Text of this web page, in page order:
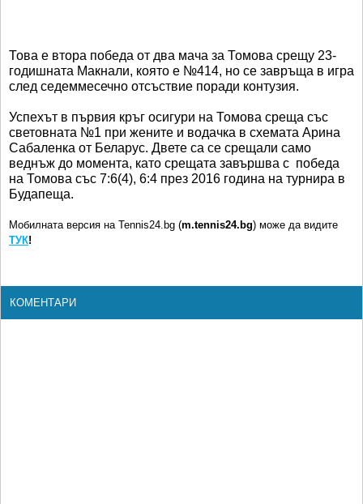
Това е втора победа от два мача за Томова срещу 23-
годишната Макнали, която е №414, но се завръща в игра
след седеммесечно отсъствие поради контузия.
Успехът в първия кръг осигури на Томова среща със
световната №1 при жените и водачка в схемата Арина
Сабаленка от Беларус. Двете са се срещали само
веднъж до момента, като срещата завършва с победа
на Томова със 7:6(4), 6:4 през 2016 година на турнира в
Будапеща.
Мобилната версия на Tennis24.bg (m.tennis24.bg) може да видите
ТУК!
КОМЕНТАРИ